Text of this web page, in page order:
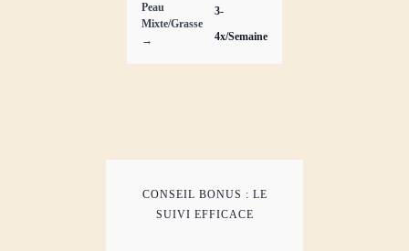
Peau
Mixte/Grasse
→
3-
4x/Semaine
CONSEIL BONUS : LE
SUIVI EFFICACE